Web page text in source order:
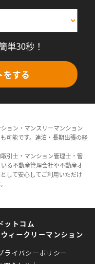
単30秒！
をする
ョン・マンスリーマンション
可能です。連泊・長期出張の経
引士・マンション管理士・管
る不動産管理会社や不動産オ
して安心してご利用いただけ
ットコム
ィークリーマンション
ライバシーポリシー